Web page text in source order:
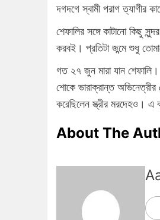
দগদগে স্বামী পরাগ ত্যাগীর
শেফালির সঙ্গে কাটানো কিছু
করবই। প্রতিটা জন্মে শুধু
গত ২৭ জুন মারা যান
শোকে ভারাক্রান্ত
করেছিলেন স্ত্রীর মরদেহও। এ
About The